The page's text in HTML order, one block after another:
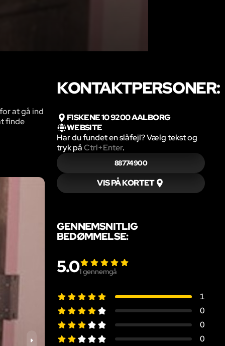
at gå ind
finde
KONTAKTPERSONER:
FISKENE 10 9200 AALBORG
WEBSITE
Har du fundet en slåfejl? Vælg tekst og
tryk påCtrl+Enter.
88774900
VIS PÅ KORTET
GENNEMSNITLIG
BEDØMMELSE:
5.01gennemgå
1
0
0
0